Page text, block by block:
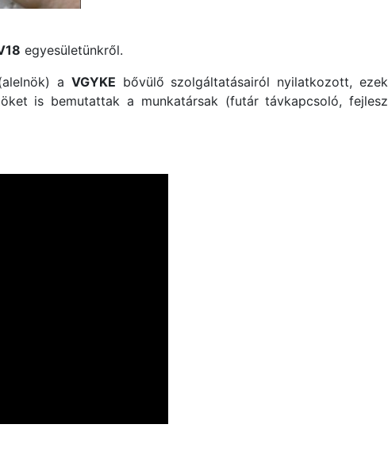
egyesületünkről.
a VGYKE bővülő szolgáltatásairól nyilatkozott,
is bemutattak a munkatársak (futár távkapcsoló,